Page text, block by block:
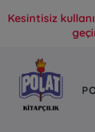
Kesintisiz